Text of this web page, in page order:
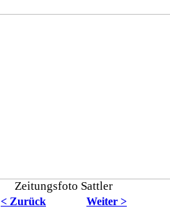
Zeitungsfoto Sattler
< Zurück Weiter >